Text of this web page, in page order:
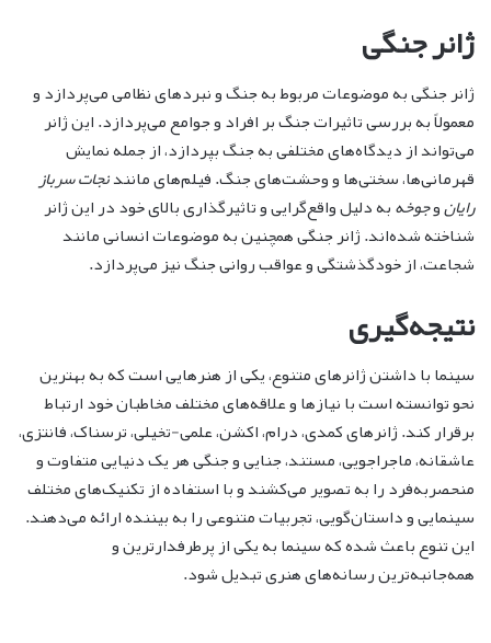
ژانر جنگی
ژانر جنگی به موضوعات مربوط به جنگ و نبردهای نظامی می‌پردازد و
معمولاً به بررسی تاثیرات جنگ بر افراد و جوامع می‌پردازد. این ژانر
می‌تواند از دیدگاه‌های مختلفی به جنگ بپردازد، از جمله نمایش
قهرمانی‌ها، سختی‌ها و وحشت‌های جنگ. فیلم‌های مانندنجات سرباز
رایانوجوخهبه دلیل واقع‌گرایی و تاثیرگذاری بالای خود در این ژانر
شناخته شده‌اند. ژانر جنگی همچنین به موضوعات انسانی مانند
شجاعت، از خودگذشتگی و عواقب روانی جنگ نیز می‌پردازد.
نتیجه‌گیری
سینما با داشتن ژانرهای متنوع، یکی از هنرهایی است که به بهترین
نحو توانسته است با نیازها و علاقه‌های مختلف مخاطبان خود ارتباط
برقرار کند. ژانرهای کمدی، درام، اکشن، علمی-تخیلی، ترسناک، فانتزی،
عاشقانه، ماجراجویی، مستند، جنایی و جنگی هر یک دنیایی متفاوت و
منحصربه‌فرد را به تصویر می‌کشند و با استفاده از تکنیک‌های مختلف
سینمایی و داستان‌گویی، تجربیات متنوعی را به بیننده ارائه می‌دهند.
این تنوع باعث شده که سینما به یکی از پرطرفدارترین و
همه‌جانبه‌ترین رسانه‌های هنری تبدیل شود.